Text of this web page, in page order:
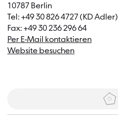
10787 Berlin
Tel: +49 30 826 4727 (KD Adler)
Fax: +49 30 236 296 64
Per E-Mail kontaktieren
Website besuchen
Tickets